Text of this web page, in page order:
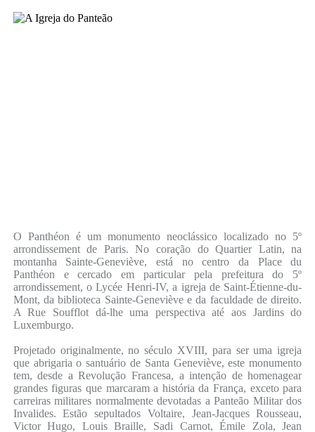
O Panthéon é um monumento neoclássico localizado no 5º
arrondissement de Paris. No coração do Quartier Latin, na
montanha Sainte-Geneviève, está no centro da Place du
Panthéon e cercado em particular pela prefeitura do 5º
arrondissement, o Lycée Henri-IV, a igreja de Saint-Étienne-du-
Mont, da biblioteca Sainte-Geneviève e da faculdade de direito.
A Rue Soufflot dá-lhe uma perspectiva até aos Jardins do
Luxemburgo.
Projetado originalmente, no século XVIII, para ser uma igreja
que abrigaria o santuário de Santa Geneviève, este monumento
tem, desde a Revolução Francesa, a intenção de homenagear
grandes figuras que marcaram a história da França, exceto para
carreiras militares normalmente devotadas a Panteão Militar dos
Invalides. Estão sepultados Voltaire, Jean-Jacques Rousseau,
Victor Hugo, Louis Braille, Sadi Carnot, Émile Zola, Jean